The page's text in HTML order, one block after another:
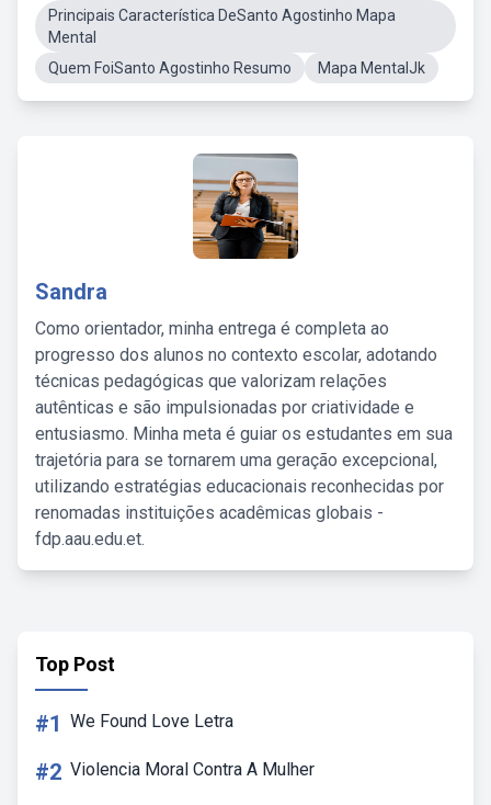
Principais Característica DeSanto Agostinho Mapa
Mental
Quem FoiSanto Agostinho Resumo
Mapa MentalJk
Sandra
Como orientador, minha entrega é completa ao
progresso dos alunos no contexto escolar, adotando
técnicas pedagógicas que valorizam relações
autênticas e são impulsionadas por criatividade e
entusiasmo. Minha meta é guiar os estudantes em sua
trajetória para se tornarem uma geração excepcional,
utilizando estratégias educacionais reconhecidas por
renomadas instituições acadêmicas globais -
fdp.aau.edu.et.
Top Post
#1 We Found Love Letra
#2 Violencia Moral Contra A Mulher